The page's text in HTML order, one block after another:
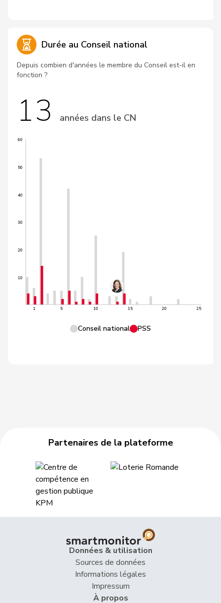
Durée au Conseil national
Depuis combien d'années le membre du Conseil est-il en
fonction ?
13 années dans le CN
10
20
30
40
50
60
1 5 10 15 20 25
Conseil national PSS
Partenaires de la plateforme
Données & utilisation
Sources de données
Informations légales
Impressum
À propos